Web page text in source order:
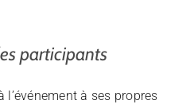
participants
à ses propres